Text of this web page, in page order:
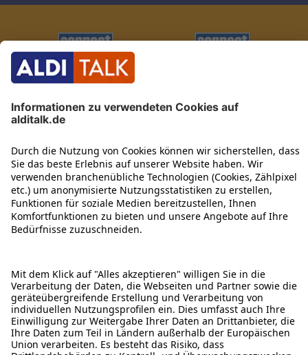
ALDI TALK WEBSHOP
ALDI TALK MOBILFUNK